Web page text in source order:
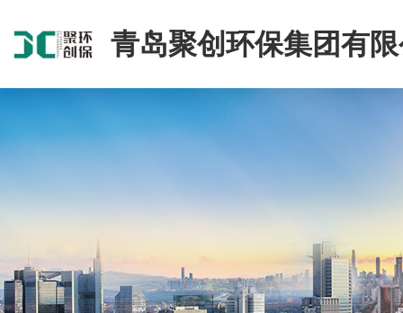
青岛聚创环保集团有